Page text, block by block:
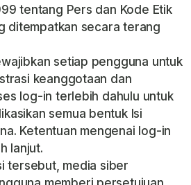
tentang Pers dan Kode Etik
ditempatkan secara terang
setiap pengguna untuk
keanggotaan dan
log-in terlebih dahulu untuk
semua bentuk Isi
Ketentuan mengenai log-in
lanjut.
tersebut, media siber